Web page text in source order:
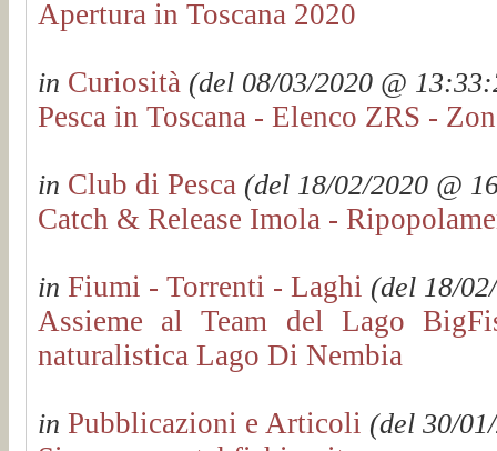
Apertura in Toscana 2020
in Curiosità (del 08/03/2020 @
Pesca in Toscana - Elenco ZRS -
in Club di Pesca (del 18/02/2020 @
Catch & Release Imola -
in Fiumi - Torrenti - Laghi (del 18/
Assieme al Team del Lago
naturalistica Lago Di Nembia
in Pubblicazioni e Articoli (del 30/